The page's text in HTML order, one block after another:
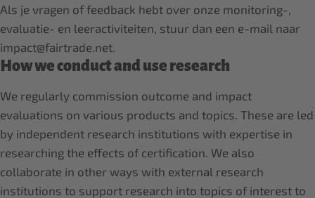
Als je vragen of feedback hebt over onze monitoring-,
evaluatie- en leeractiviteiten, stuur dan een e-mail naar
impact@fairtrade.net.
How we conduct and use research
We regularly commission outcome and impact
evaluations on various products and topics. These are led
by independent research institutions with expertise in
researching the effects of certification. We also
collaborate in other ways with external research
institutions to support research into topics of interest to